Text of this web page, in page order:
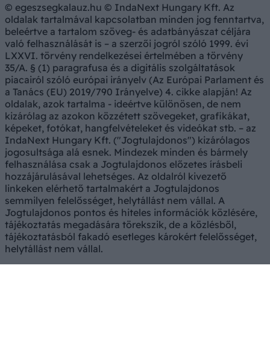
© egeszsegkalauz.hu © IndaNext Hungary Kft. Az
oldalak tartalmával kapcsolatban minden jog fenntartva,
beleértve a tartalom szöveg- és adatbányászat céljára
való felhasználását is – a szerzői jogról szóló 1999. évi
LXXVI. törvény rendelkezései értelmében a törvény
35/A. § (1) paragrafusa és a digitális szolgáltatások
piacairól szóló európai irányelv (Az Európai Parlament és
a Tanács (EU) 2019/790 Irányelve) 4. cikke alapján! Az
oldalak, azok tartalma - ideértve különösen, de nem
kizárólag az azokon közzétett szövegeket, grafikákat,
képeket, fotókat, hangfelvételeket és videókat stb. – az
IndaNext Hungary Kft. ("Jogtulajdonos") kizárólagos
jogosultsága alá esnek. Mindezek minden és bármely
felhasználása csak a Jogtulajdonos előzetes írásbeli
hozzájárulásával lehetséges. Az oldalról kivezető
linkeken elérhető tartalmakért a Jogtulajdonos
semmilyen felelősséget, helytállást nem vállal. A
Jogtulajdonos pontos és hiteles információk közlésére,
tájékoztatás megadására törekszik, de a közlésből,
tájékoztatásból fakadó esetleges károkért felelősséget,
helytállást nem vállal.